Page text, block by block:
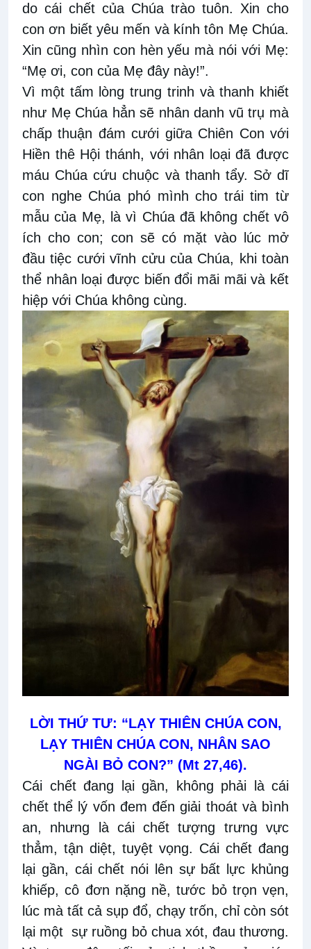
do cái chết của Chúa trào tuôn. Xin cho
con ơn biết yêu mến và kính tôn Mẹ Chúa.
Xin cũng nhìn con hèn yếu mà nói với Mẹ:
“Mẹ ơi, con của Mẹ đây này!”.
Vì một tấm lòng trung trinh và thanh khiết
như Mẹ Chúa hẳn sẽ nhân danh vũ trụ mà
chấp thuận đám cưới giữa Chiên Con với
Hiền thê Hội thánh, với nhân loại đã được
máu Chúa cứu chuộc và thanh tẩy. Sở dĩ
con nghe Chúa phó mình cho trái tim từ
mẫu của Mẹ, là vì Chúa đã không chết vô
ích cho con; con sẽ có mặt vào lúc mở
đầu tiệc cưới vĩnh cửu của Chúa, khi toàn
thể nhân loại được biến đổi mãi mãi và kết
hiệp với Chúa không cùng.
LỜI THỨ TƯ: “LẠY THIÊN CHÚA CON,
LẠY THIÊN CHÚA CON, NHÂN SAO
NGÀI BỎ CON?” (Mt 27,46).
Cái chết đang lại gần, không phải là cái
chết thể lý vốn đem đến giải thoát và bình
an, nhưng là cái chết tượng trưng vực
thẳm, tận diệt, tuyệt vọng. Cái chết đang
lại gần, cái chết nói lên sự bất lực khủng
khiếp, cô đơn nặng nề, tước bỏ trọn vẹn,
lúc mà tất cả sụp đổ, chạy trốn, chỉ còn sót
lại một sự ruồng bỏ chua xót, đau thương.